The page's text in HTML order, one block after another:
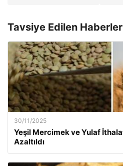
Tavsiye Edilen Haberler
30/11/2025
Yeşil Mercimek ve Yulaf
Azaltıldı